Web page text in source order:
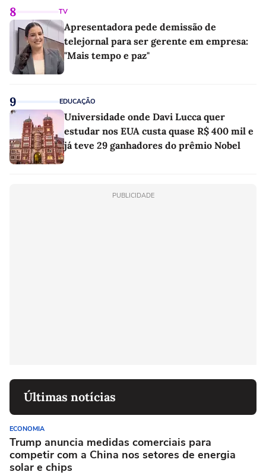
8 TV
Apresentadora pede demissão de
telejornal para ser gerente em empresa:
"Mais tempo e paz"
9 EDUCAÇÃO
Universidade onde Davi Lucca quer
estudar nos EUA custa quase R$ 400 mil e
já teve 29 ganhadores do prêmio Nobel
PUBLICIDADE
Últimas notícias
ECONOMIA
Trump anuncia medidas comerciais para
competir com a China nos setores de energia
solar e chips